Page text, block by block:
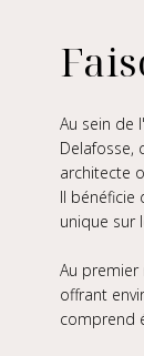
Au sein de
Delafosse,
architecte
Il bénéficie
unique sur
Au premier
offrant
comprend